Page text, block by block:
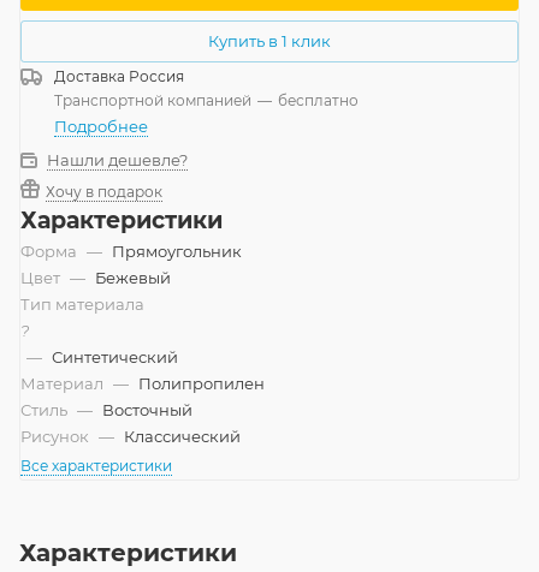
Купить в 1 клик
Доставка Россия
Транспортной компанией — бесплатно
Подробнее
Нашли дешевле?
Хочу в подарок
Характеристики
Форма — Прямоугольник
Цвет — Бежевый
Тип материала
?
— Синтетический
Материал — Полипропилен
Стиль — Восточный
Рисунок — Классический
Все характеристики
Характеристики